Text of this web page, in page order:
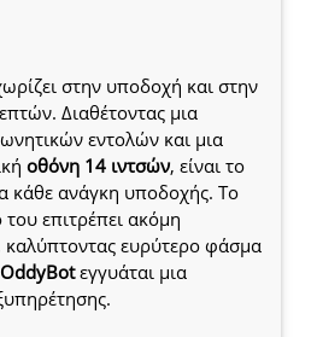
στην υποδοχή και στην
Διαθέτοντας μια
εντολών και μια
οθόνη 14 ιντσών, είναι το
κάθε ανάγκη υποδοχής. Το
επιτρέπει ακόμη
καλύπτοντας ευρύτερο φάσμα
εγγυάται μια